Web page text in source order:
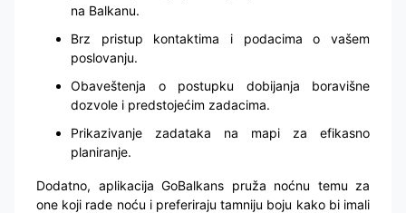
na Balkanu.
Brz pristup kontaktima i podacima o vašem
poslovanju.
Obaveštenja o postupku dobijanja boravišne
dozvole i predstojećim zadacima.
Prikazivanje zadataka na mapi za efikasno
planiranje.
Dodatno, aplikacija GoBalkans pruža noćnu temu za
one koji rade noću i preferiraju tamniju boju kako bi imali